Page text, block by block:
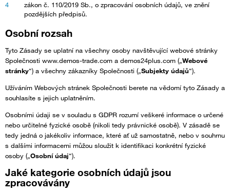
zákon č. 110/2019 Sb., o zpracování osobních údajů, ve znění
pozdějších předpisů.
Osobní rozsah
Tyto Zásady se uplatní na všechny osoby navštěvující webové stránky
Společnosti www.demos-trade.com a demos24plus.com („Webové
stránky“) a všechny zákazníky Společnosti („Subjekty údajů“).
Užíváním Webových stránek Společnosti berete na vědomí tyto Zásady a
souhlasíte s jejich uplatněním.
Osobními údaji se v souladu s GDPR rozumí veškeré informace o určené
nebo určitelné fyzické osobě (nikoli tedy právnické osobě). V zásadě se
tedy jedná o jakékoliv informace, které ať už samostatně, nebo v souhrnu
s dalšími informacemi můžou sloužit k identifikaci konkrétní fyzické
osoby („Osobní údaj“).
Jaké kategorie osobních údajů jsou
zpracovávány